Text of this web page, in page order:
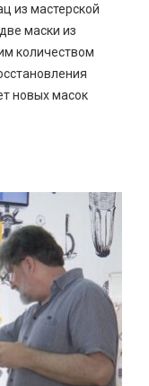
из мастерской
маски из
количеством
новых масок